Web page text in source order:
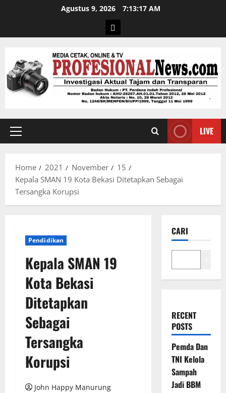
Agustus 9, 2026 7:13:18 AM
LIVE
Home 2021 November
15
Kepala SMAN 19 Kota Bekasi Ditetapkan Sebagai
Tersangka Korupsi
Pendidikan
Kepala SMAN 19
Kota Bekasi
Ditetapkan
Sebagai
Tersangka
Korupsi
John Happy Manurung
CARI
RECENT
POSTS
Pemda Dan
TNI Kelola
Sampah
Jadi BBM